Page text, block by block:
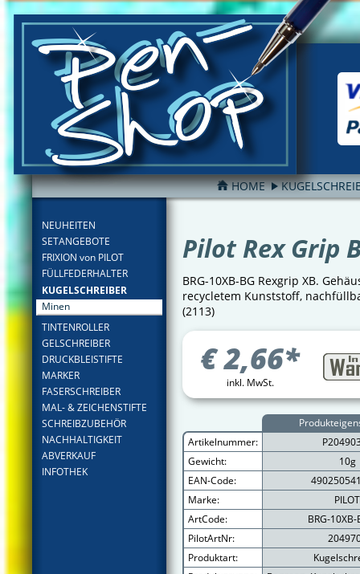
HOME
NEUHEITEN
SETANGEBOTE
FRIXION von PILOT
FÜLLFEDERHALTER
KUGELSCHREIBER
Minen
TINTENROLLER
GELSCHREIBER
DRUCKBLEISTIFTE
MARKER
FASERSCHREIBER
MAL- & ZEICHENSTIFTE
SCHREIBZUBEHÖR
NACHHALTIGKEIT
ABVERKAUF
INFOTHEK
FILTER
Pilot Rex Grip
BRG-10XB-BG Rexgrip XB.
recycletem Kunststoff,
(2113)
€2,66*
inkl. MwSt.
Artikelnummer:
Gewicht:
10g
EAN-Code:
Marke:
PILOT
ArtCode:
BRG-
PilotArtNr:
Produktart: